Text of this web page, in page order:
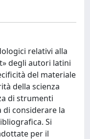
relativi alla
degli autori latini
del materiale
della scienza
di strumenti
di considerare la
Si
per il